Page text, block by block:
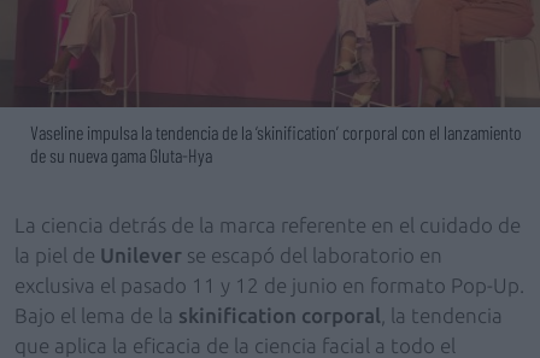
Vaseline impulsa la tendencia de la ‘skinification’ corporal con el lanzamiento
de su nueva gama Gluta-Hya
La ciencia detrás de la marca referente en el cuidado de
la piel de Unilever se escapó del laboratorio en
exclusiva el pasado 11 y 12 de junio en formato Pop-Up.
Bajo el lema de la skinification corporal , la tendencia
que aplica la eficacia de la ciencia facial a todo el